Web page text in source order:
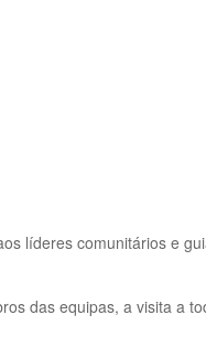
líderes comunitários e
das equipas, a visita a